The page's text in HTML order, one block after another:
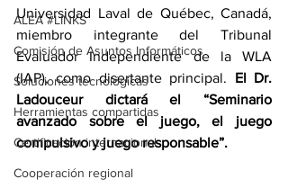
ALEA #LINKS
Comisión de Asuntos Informáticos
Soluciones tecnológicas
Herramientas compartidas
Certificación internacional
Cooperación regional
Universidad Laval de Québec, Canadá,
miembro integrante del Tribunal
Evaluador Independiente de la WLA
(IAP), como disertante principal. El Dr.
Ladouceur dictará el “Seminario
avanzado sobre el juego, el juego
compulsivo y juego responsable”.